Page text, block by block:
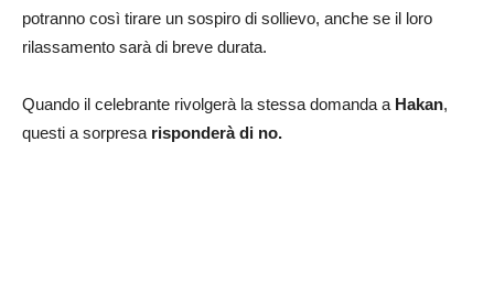
potranno così tirare un sospiro di sollievo, anche se il loro
rilassamento sarà di breve durata.
Quando il celebrante rivolgerà la stessa domanda a Hakan,
questi a sorpresa risponderà di no.